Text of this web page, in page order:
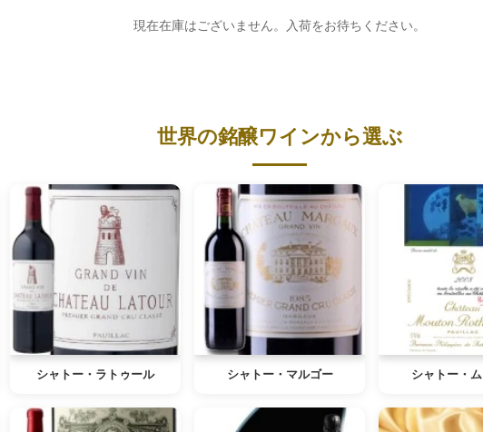
現在在庫はございません。入荷をお待ちください。
世界の銘醸ワインから選ぶ
シャトー・ラトゥール シャトー・マルゴー シャトー・